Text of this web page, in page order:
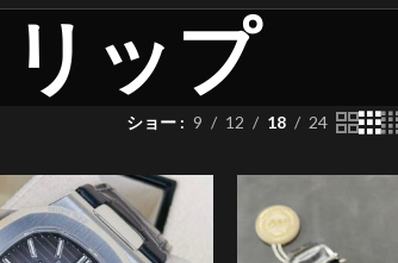
ップ
ショー 9 12 18 24